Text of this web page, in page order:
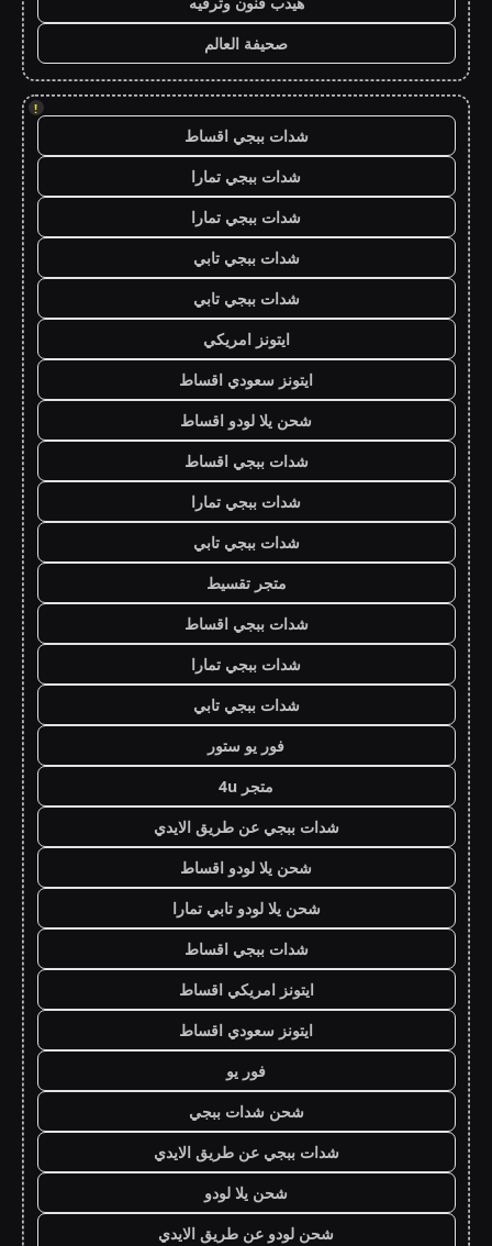
صحيفة العالم
!
شدات ببجي اقساط
شدات ببجي تمارا
شدات ببجي تمارا
شدات ببجي تابي
شدات ببجي تابي
ايتونز امريكي
ايتونز سعودي اقساط
شحن يلا لودو اقساط
شدات ببجي اقساط
شدات ببجي تمارا
شدات ببجي تابي
متجر تقسيط
شدات ببجي اقساط
شدات ببجي تمارا
شدات ببجي تابي
فور يو ستور
متجر 4u
شدات ببجي عن طريق الايدي
شحن يلا لودو اقساط
شحن يلا لودو تابي تمارا
شدات ببجي اقساط
ايتونز امريكي اقساط
ايتونز سعودي اقساط
فور يو
شحن شدات ببجي
شدات ببجي عن طريق الايدي
شحن يلا لودو
شحن لودو عن طريق الايدي